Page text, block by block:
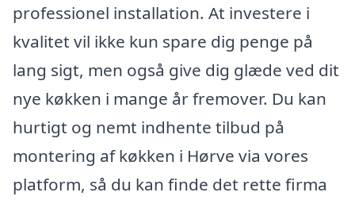
professionel installation. At investere i
kvalitet vil ikke kun spare dig penge på
lang sigt, men også give dig glæde ved dit
nye køkken i mange år fremover. Du kan
hurtigt og nemt indhente tilbud på
montering af køkken i Hørve via vores
platform, så du kan finde det rette firma